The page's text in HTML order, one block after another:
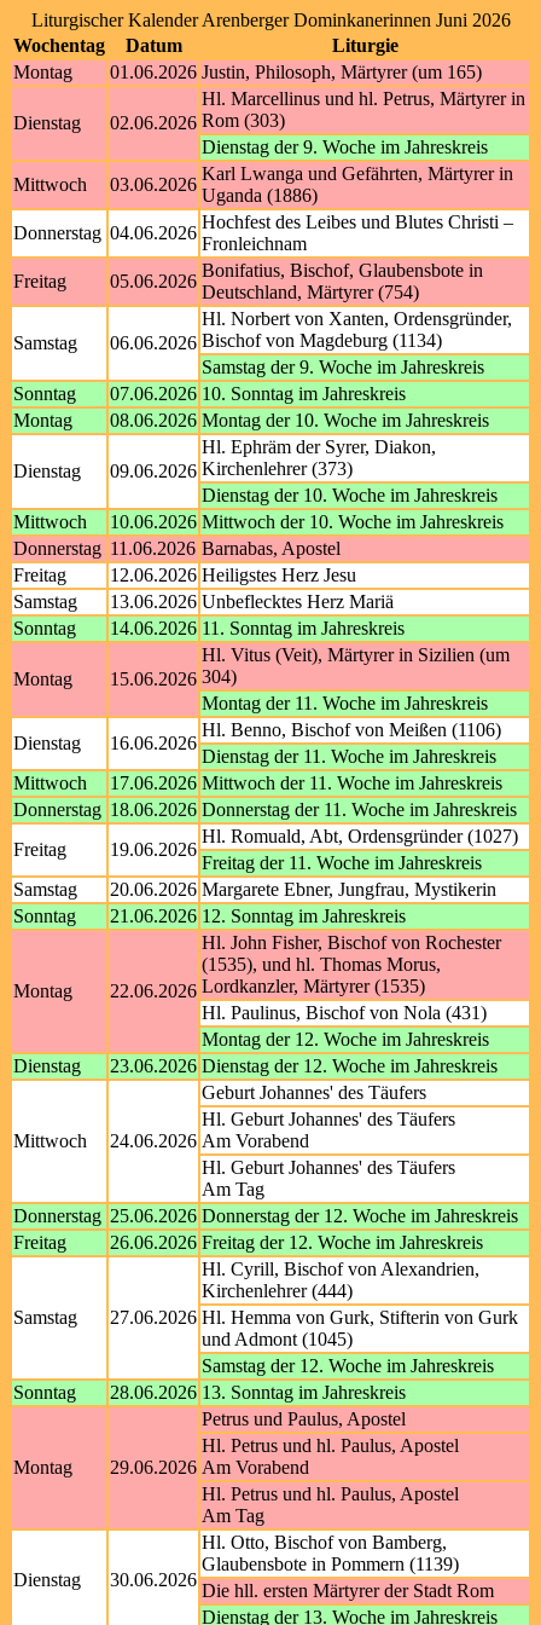
Liturgischer Kalender Arenberger Dominkanerinnen Juni 2026
Wochentag
Datum
Liturgie
Montag
01.06.2026 Justin, Philosoph, Märtyrer (um 165)
Dienstag 02.06.2026
Hl. Marcellinus und hl. Petrus, Märtyrer in
Rom (303)
Dienstag der 9. Woche im Jahreskreis
Mittwoch
03.06.2026
Karl Lwanga und Gefährten, Märtyrer in
Uganda (1886)
Donnerstag 04.06.2026
Hochfest des Leibes und Blutes Christi –
Fronleichnam
Freitag
05.06.2026
Bonifatius, Bischof, Glaubensbote in
Deutschland, Märtyrer (754)
Samstag 06.06.2026
Hl. Norbert von Xanten, Ordensgründer,
Bischof von Magdeburg (1134)
Samstag der 9. Woche im Jahreskreis
Sonntag
07.06.2026 10. Sonntag im Jahreskreis
Montag
08.06.2026 Montag der 10. Woche im Jahreskreis
Dienstag 09.06.2026
Hl. Ephräm der Syrer, Diakon,
Kirchenlehrer (373)
Dienstag der 10. Woche im Jahreskreis
Mittwoch
10.06.2026 Mittwoch der 10. Woche im Jahreskreis
Donnerstag 11.06.2026 Barnabas, Apostel
Freitag
12.06.2026 Heiligstes Herz Jesu
Samstag
13.06.2026 Unbeflecktes Herz Mariä
Sonntag
14.06.2026 11. Sonntag im Jahreskreis
Montag 15.06.2026
Hl. Vitus (Veit), Märtyrer in Sizilien (um
304)
Montag der 11. Woche im Jahreskreis
Dienstag
16.06.2026
Hl. Benno, Bischof von Meißen (1106)
Dienstag der 11. Woche im Jahreskreis
Mittwoch
17.06.2026 Mittwoch der 11. Woche im Jahreskreis
Donnerstag 18.06.2026 Donnerstag der 11. Woche im Jahreskreis
Freitag
19.06.2026
Hl. Romuald, Abt, Ordensgründer (1027)
Freitag der 11. Woche im Jahreskreis
Samstag
20.06.2026 Margarete Ebner, Jungfrau, Mystikerin
Sonntag
21.06.2026 12. Sonntag im Jahreskreis
Montag 22.06.2026
Hl. John Fisher, Bischof von Rochester
(1535), und hl. Thomas Morus,
Lordkanzler, Märtyrer (1535)
Hl. Paulinus, Bischof von Nola (431)
Montag der 12. Woche im Jahreskreis
Dienstag
23.06.2026 Dienstag der 12. Woche im Jahreskreis
Mittwoch 24.06.2026
Geburt Johannes' des Täufers
Hl. Geburt Johannes' des Täufers
Am Vorabend
Hl. Geburt Johannes' des Täufers
Am Tag
Donnerstag 25.06.2026 Donnerstag der 12. Woche im Jahreskreis
Freitag
26.06.2026 Freitag der 12. Woche im Jahreskreis
Samstag 27.06.2026
Hl. Cyrill, Bischof von Alexandrien,
Kirchenlehrer (444)
Hl. Hemma von Gurk, Stifterin von Gurk
und Admont (1045)
Samstag der 12. Woche im Jahreskreis
Sonntag
28.06.2026 13. Sonntag im Jahreskreis
Montag 29.06.2026
Petrus und Paulus, Apostel
Hl. Petrus und hl. Paulus, Apostel
Am Vorabend
Hl. Petrus und hl. Paulus, Apostel
Am Tag
Dienstag 30.06.2026
Hl. Otto, Bischof von Bamberg,
Glaubensbote in Pommern (1139)
Die hll. ersten Märtyrer der Stadt Rom
Dienstag der 13. Woche im Jahreskreis